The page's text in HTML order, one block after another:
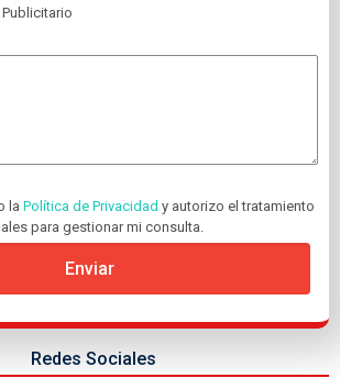
la Política de Privacidad y autorizo el tratamiento
para gestionar mi consulta.
Enviar
Redes Sociales